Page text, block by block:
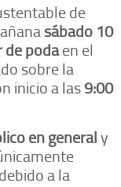
de
sábado 10
de podaen el
sobre la
inicio a las9:00
en generaly
a la